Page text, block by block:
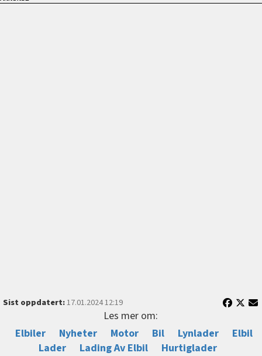
Sist oppdatert:17.01.2024 12:19
Les mer om:
Elbiler
Nyheter Motor Bil Lynlader
Elbil
Lader
Lading Av Elbil Hurtiglader